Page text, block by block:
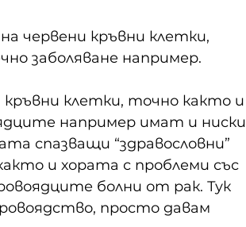
червени кръвни клетки,
заболяване например.
клетки, точно както и
например имат и ниски
спазващи “здравословни”
и хората с проблеми със
болни от рак. Тук
просто давам